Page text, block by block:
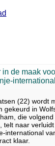
in de maak
(22) wordt
gekeurd in
die
telt naar
international
klaar.